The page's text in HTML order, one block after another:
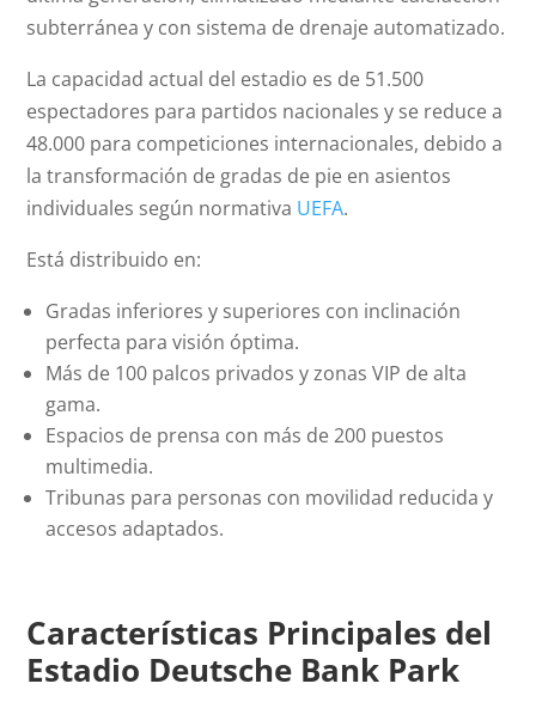
subterránea y con sistema de drenaje automatizado.
La capacidad actual del estadio es de 51.500
espectadores para partidos nacionales y se reduce a
48.000 para competiciones internacionales, debido a
la transformación de gradas de pie en asientos
individuales según normativa UEFA.
Está distribuido en:
Gradas inferiores y superiores con inclinación
perfecta para visión óptima.
Más de 100 palcos privados y zonas VIP de alta
gama.
Espacios de prensa con más de 200 puestos
multimedia.
Tribunas para personas con movilidad reducida y
accesos adaptados.
Características Principales del
Estadio Deutsche Bank Park